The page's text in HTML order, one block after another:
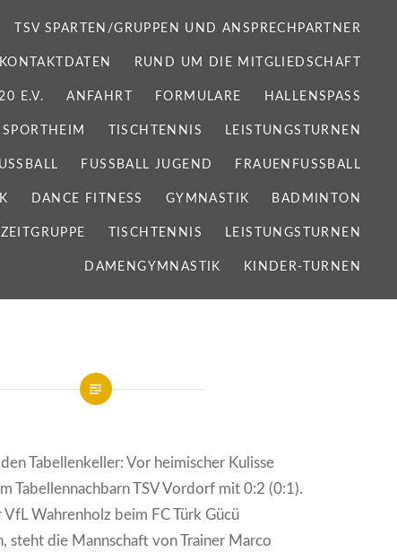
TSV SPARTEN/GRUPPEN UND ANSPRECHPARTNER
RUND UM DIE MITGLIEDSCHAFT
E.V. ANFAHRT FORMULARE HALLENSPASS
SPORTHEIM TISCHTENNIS LEISTUNGSTURNEN
FUSSBALL JUGEND FRAUENFUSSBALL
DANCE FITNESS GYMNASTIK BADMINTON
TISCHTENNIS LEISTUNGSTURNEN
DAMENGYMNASTIK KINDER-TURNEN
Tabellenkeller: Vor heimischer Kulisse
Tabellennachbarn TSV Vordorf mit 0:2 (0:1).
Wahrenholz beim FC Türk Gücü
steht die Mannschaft von Trainer Marco